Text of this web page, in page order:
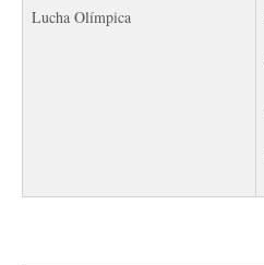
Lucha Olímpica